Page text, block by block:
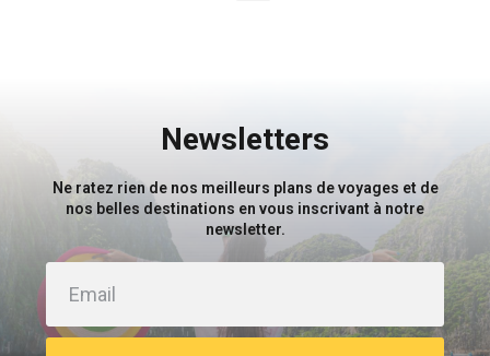
Newsletters
Ne ratez rien de nos meilleurs plans de voyages et de
nos belles destinations en vous inscrivant à notre
newsletter.